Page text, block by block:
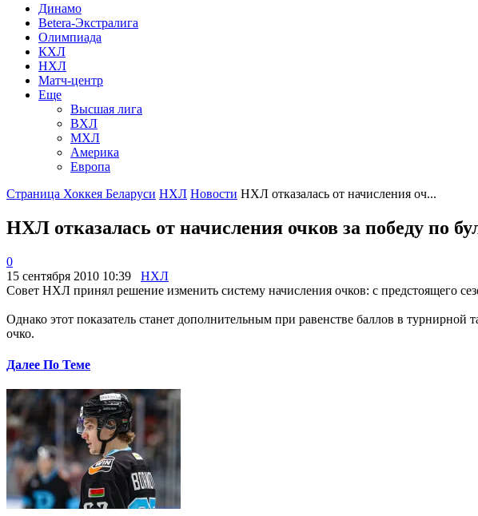
Динамо
Betera-Экстралига
Олимпиада
КХЛ
НХЛ
Матч-центр
Еще
Высшая лига
ВХЛ
МХЛ
Америка
Европа
Страница Хоккея Беларуси НХЛ Новости НХЛ отказалась от начисления оч...
НХЛ отказалась от начисления очков за победу по
0
15 сентября 2010 10:39
НХЛ
Совет НХЛ принял решение изменить систему начисления очков: с предстоящего
Однако этот показатель станет дополнительным при равенстве баллов в
очко.
Далее По Теме